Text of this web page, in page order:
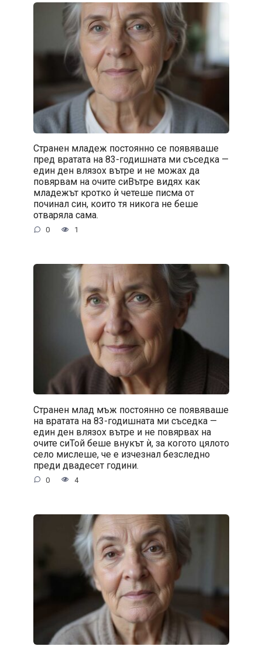
Странен младеж постоянно се появяваше
пред вратата на 83-годишната ми съседка —
един ден влязох вътре и не можах да
повярвам на очите сиВътре видях как
младежът кротко ѝ четеше писма от
починал син, които тя никога не беше
отваряла сама.
0 1
Странен млад мъж постоянно се появяваше
на вратата на 83-годишната ми съседка —
един ден влязох вътре и не повярвах на
очите сиТой беше внукът ѝ, за когото цялото
село мислеше, че е изчезнал безследно
преди двадесет години.
0 4